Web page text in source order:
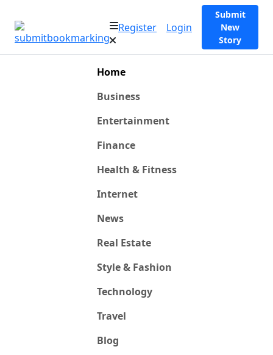
Register Login
Submit
New
Story
Home
Business
Entertainment
Finance
Health & Fitness
Internet
News
Real Estate
Style & Fashion
Technology
Travel
Blog